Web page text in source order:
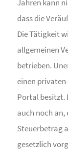
Jahren kann
dass die
Die Tätigkeit
allgemeinen
betrieben.
einen privaten
Portal besitzt.
auch noch an,
Steuerbetrag
gesetzlich